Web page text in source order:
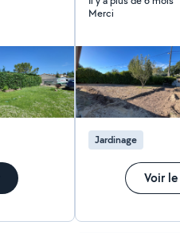
extérieur
de
pas à
sur 7
de haie,
Merci
Jardinage
Voir